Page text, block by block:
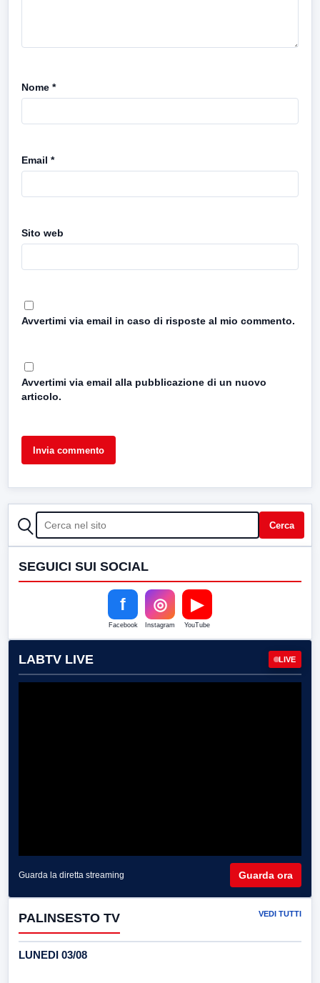
Nome *
Email *
Sito web
Avvertimi via email in caso di risposte al mio commento.
Avvertimi via email alla pubblicazione di un nuovo
articolo.
CERCA Cerca
SEGUICI SUI SOCIAL
f
Facebook
◎
Instagram
▶
YouTube
LABTV LIVE LIVE
Guarda la diretta streaming Guarda ora
PALINSESTO TV VEDI TUTTI
LUNEDI 03/08